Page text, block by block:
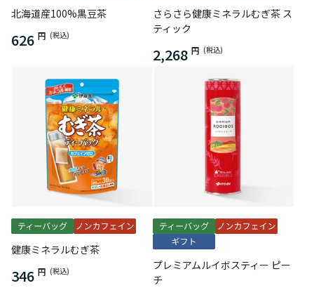
北海道産100%黒豆茶
626 円 (税込)
さらさら健康ミネラルむぎ茶 ス
ティック
2,268 円 (税込)
健康ミネラルむぎ茶
346 円 (税込)
プレミアムルイボスティー ピー
チ